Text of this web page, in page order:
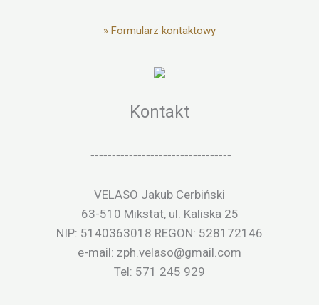
» Formularz kontaktowy
Kontakt
---------------------------------
VELASO Jakub Cerbiński
63-510 Mikstat, ul. Kaliska 25
NIP: 5140363018 REGON: 528172146
e-mail: zph.velaso@gmail.com
Tel: 571 245 929